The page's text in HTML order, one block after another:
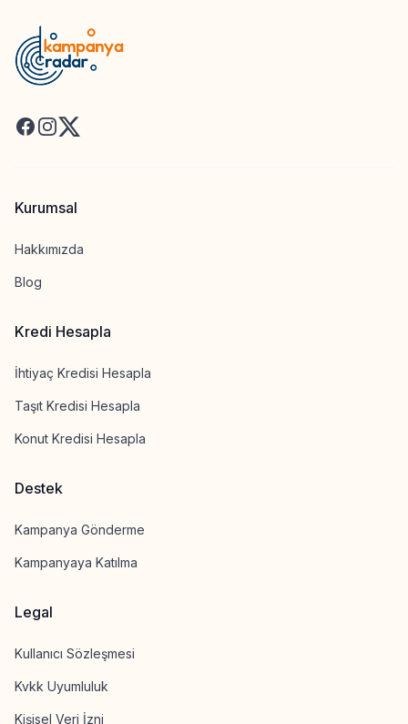
Facebook
Instagram
X
Kurumsal
Hakkımızda
Blog
Kredi Hesapla
İhtiyaç Kredisi Hesapla
Taşıt Kredisi Hesapla
Konut Kredisi Hesapla
Destek
Kampanya Gönderme
Kampanyaya Katılma
Legal
Kullanıcı Sözleşmesi
Kvkk Uyumluluk
Kişisel Veri İzni